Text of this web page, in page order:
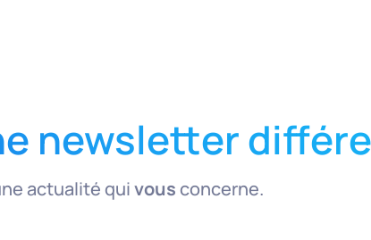
newsletter
actualité quivousconcerne.